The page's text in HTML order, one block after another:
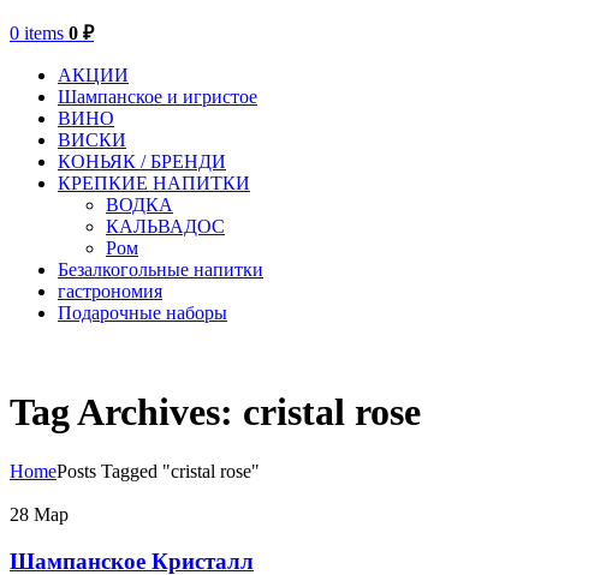
0 items 0 ₽
АКЦИИ
Шампанское и игристое
ВИНО
ВИСКИ
КОНЬЯК / БРЕНДИ
КРЕПКИЕ НАПИТКИ
ВОДКА
КАЛЬВАДОС
Ром
Безалкогольные напитки
гастрономия
Подарочные наборы
Tag Archives: cristal rose
HomePosts Tagged "cristal rose"
28 Мар
Шампанское Кристалл